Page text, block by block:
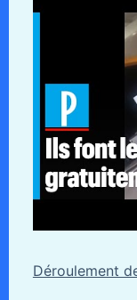
Déroulement